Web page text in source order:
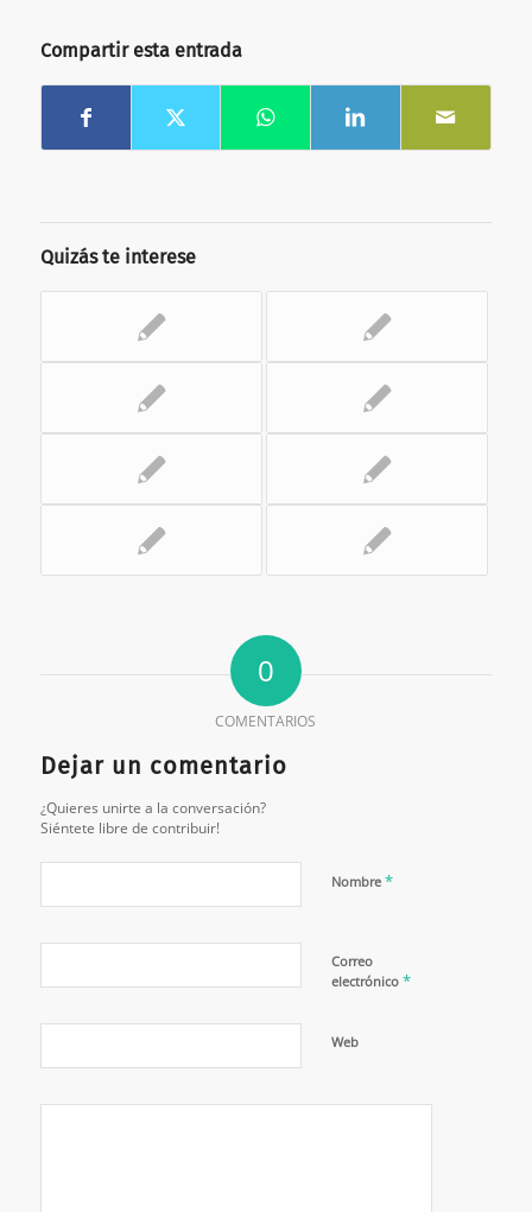
Compartir esta entrada
Quizás te interese
0
COMENTARIOS
Dejar un comentario
¿Quieres unirte a la conversación?
Siéntete libre de contribuir!
Nombre *
Correo
electrónico *
Web